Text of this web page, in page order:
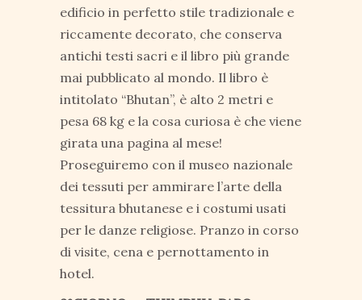
edificio in perfetto stile tradizionale e
riccamente decorato, che conserva
antichi testi sacri e il libro più grande
mai pubblicato al mondo. Il libro è
intitolato “Bhutan”, è alto 2 metri e
pesa 68 kg e la cosa curiosa è che viene
girata una pagina al mese!
Proseguiremo con il museo nazionale
dei tessuti per ammirare l’arte della
tessitura bhutanese e i costumi usati
per le danze religiose. Pranzo in corso
di visite, cena e pernottamento in
hotel.